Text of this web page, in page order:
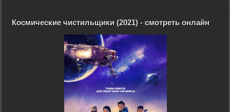
Космические чистильщики (2021) - смотреть онлайн